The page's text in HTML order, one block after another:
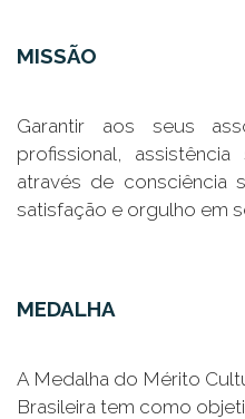
MISSÃO
Garantir aos seus
profissional,
através de consciência
satisfação e orgulho em
MEDALHA
A Medalha do Mérito
Brasileira tem como